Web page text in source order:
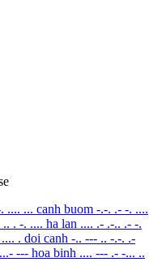
.... ... canh buom -.-. .- -. ....
.. . -. .... ha lan .... .- .-.. .- -.
. doi canh -.. --- .. -.-. .-
--- hoa binh .... --- .- -... ..